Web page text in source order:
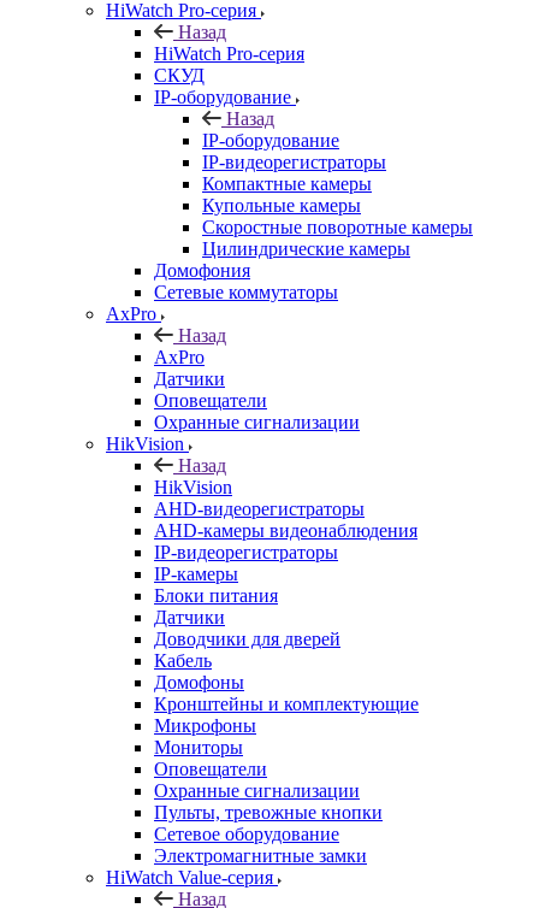
HiWatch Pro-серия
Назад
HiWatch Pro-серия
CКУД
IP-оборудование
Назад
IP-оборудование
IP-видеорегистраторы
Компактные камеры
Купольные камеры
Скоростные поворотные камеры
Цилиндрические камеры
Домофония
Сетевые коммутаторы
AxPro
Назад
AxPro
Датчики
Оповещатели
Охранные сигнализации
HikVision
Назад
HikVision
AHD-видеорегистраторы
AHD-камеры видеонаблюдения
IP-видеорегистраторы
IP-камеры
Блоки питания
Датчики
Доводчики для дверей
Кабель
Домофоны
Кронштейны и комплектующие
Микрофоны
Мониторы
Оповещатели
Охранные сигнализации
Пульты, тревожные кнопки
Сетевое оборудование
Электромагнитные замки
HiWatch Value-серия
Назад